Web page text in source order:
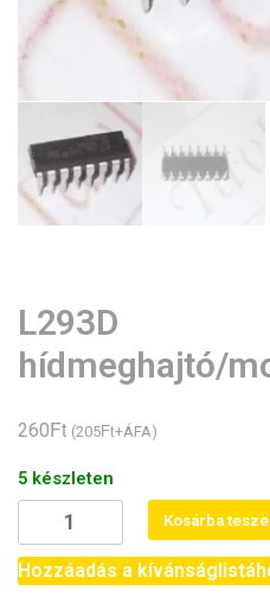
L293D
hídmeghajtó/
260Ft (205Ft+ÁFA)
5 készleten
L293D
hídmeghajtó/motorvezérlő
chip
Kosárba
Hozzáadás a